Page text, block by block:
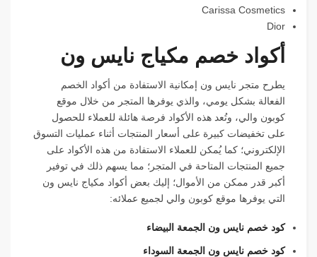
Carissa Cosmetics
Dior
أكواد خصم مكياج نايس ون
يطرح متجر نايس ون إمكانية الاستفادة من أكواد الخصم
الفعالة بشكل يومي، والذي يوفرها المتجر من خلال موقع
كوبون والي، وتُعد هذه الأكواد فرصة هائلة للعملاء للحصول
على تخفيضات كبيرة على أسعار المنتجات أثناء عمليات التسوق
الإلكتروني؛ كما يُمكن للعملاء الاستفادة من هذه الأكواد على
جميع المنتجات المتاحة في المتجر؛ مما يسهم ذلك في توفير
أكبر قدر ممكن من الأموال؛ إليك بعض أكواد مكياج نايس ون
التي يوفرها موقع كوبون والي لجميع عملائه:
كود خصم نايس ون الجمعة البيضاء
كود خصم نايس ون الجمعة السوداء